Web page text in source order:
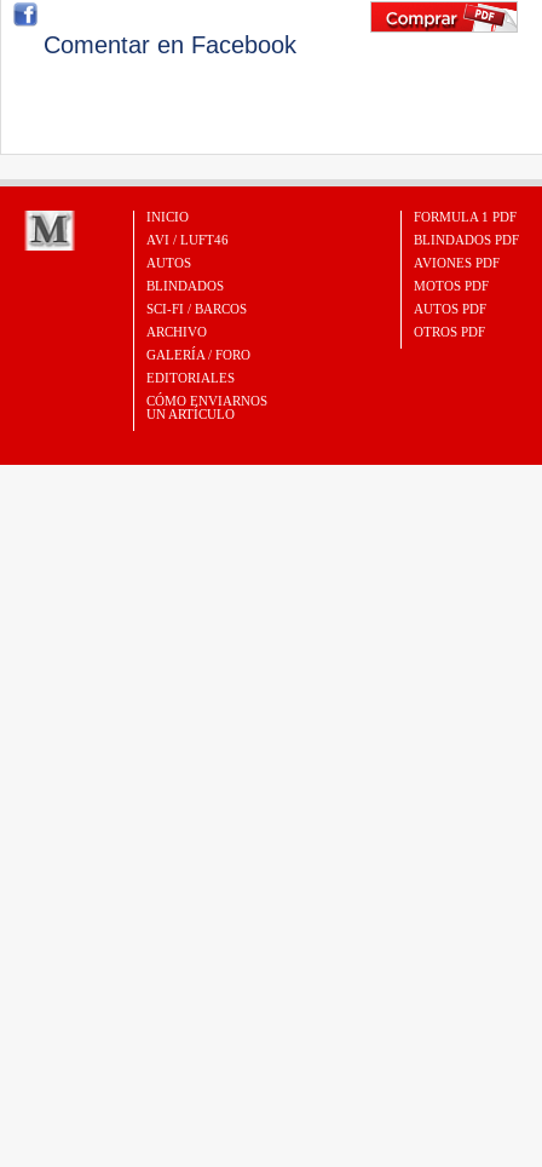
Comentar en Facebook
INICIO
AVI / LUFT46
AUTOS
BLINDADOS
SCI-FI / BARCOS
ARCHIVO
GALERÍA / FORO
EDITORIALES
CÓMO ENVIARNOS
UN ARTÍCULO
FORMULA 1 PDF
BLINDADOS PDF
AVIONES PDF
MOTOS PDF
AUTOS PDF
OTROS PDF